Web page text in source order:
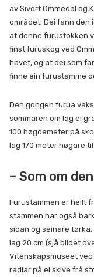
av Sivert Ommedal og
området. Dei fann den
at denne furustokken
finst furuskog ved
havet, og at dei som
finne ein furustamme
Den gongen furua
sommaren om lag ei
100 høgdemeter på
lag 170 meter høgare
– Som om
Furustammen er heilt
stammen har også
sidan og seinare
lag 20 cm (sjå bildet
Vitenskapsmuseet ved
radiar på ei skive frå